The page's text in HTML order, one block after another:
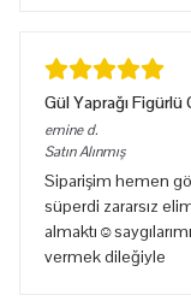
Gül Yaprağı Figürlü
emine d.
Satın Alınmış
Siparişim hemen
süperdi zararsız
vermek dileğiyle